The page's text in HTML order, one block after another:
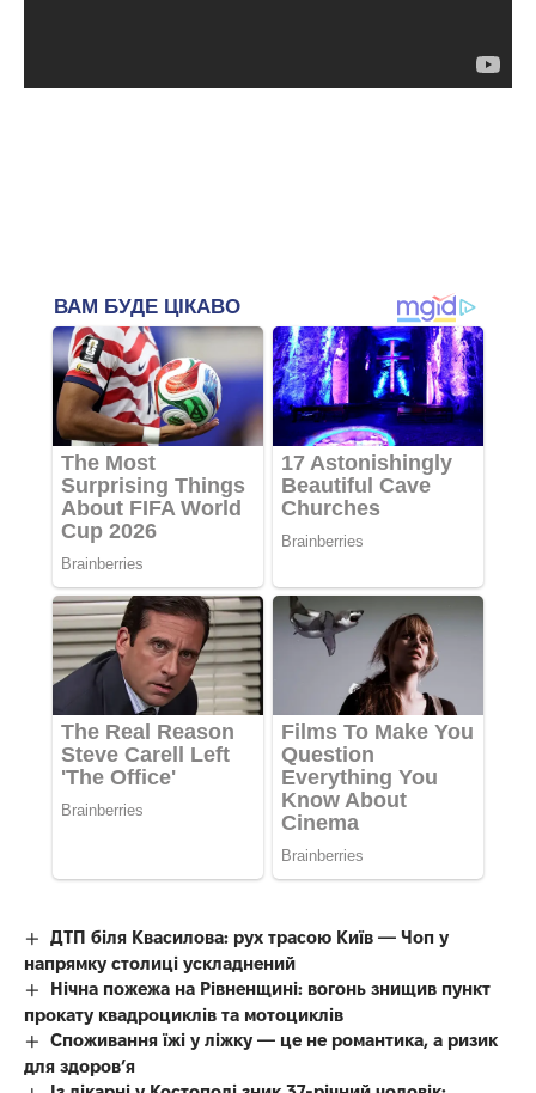
ДТП біля Квасилова: рух трасою Київ — Чоп у
напрямку столиці ускладнений
Нічна пожежа на Рівненщині: вогонь знищив пункт
прокату квадроциклів та мотоциклів
Споживання їжі у ліжку — це не романтика, а ризик
для здоров’я